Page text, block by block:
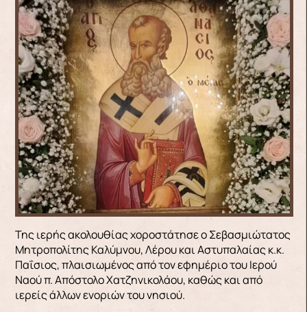
Της ιερής ακολουθίας χοροστάτησε ο Σεβασμιώτατος
Μητροπολίτης Καλύμνου, Λέρου και Αστυπαλαίας κ.κ.
Παΐσιος, πλαισιωμένος από τον εφημέριο του Ιερού
Ναού π. Απόστολο Χατζηνικολάου, καθώς και από
ιερείς άλλων ενοριών του νησιού.